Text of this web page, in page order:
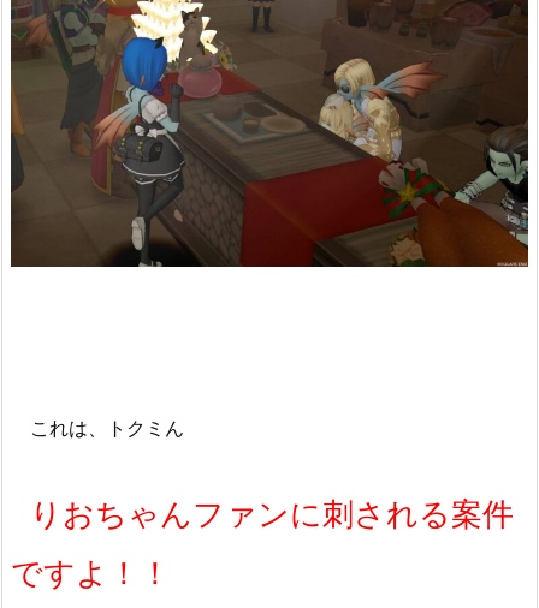
これは、トクミん
りおちゃんファンに刺される案件
ですよ！！